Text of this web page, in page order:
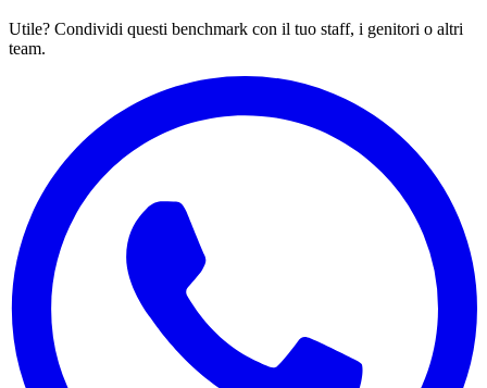
Utile? Condividi questi benchmark con il tuo staff, i genitori o altri
team.